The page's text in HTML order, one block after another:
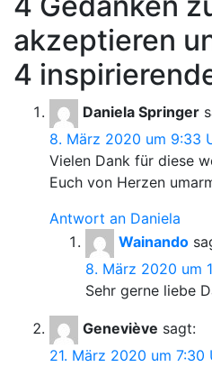
akzeptieren
4
Daniela Springer
8. März 2020 um 9:33
Vielen Dank für diese
Euch von Herzen
Antwort an Daniela
Wainando
8. März 2020 um
Sehr gerne liebe
Geneviève sagt:
21. März 2020 um 7:30